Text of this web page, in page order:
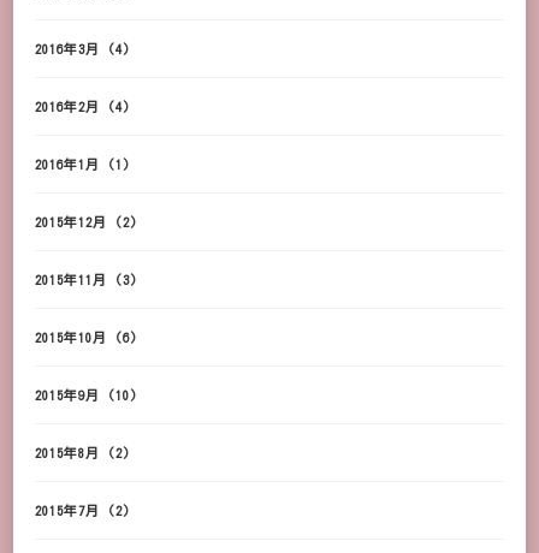
2016年3月 (4)
2016年2月 (4)
2016年1月 (1)
2015年12月 (2)
2015年11月 (3)
2015年10月 (6)
2015年9月 (10)
2015年8月 (2)
2015年7月 (2)